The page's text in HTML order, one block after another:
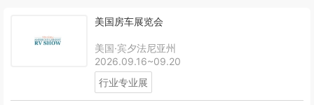
美国房车展览会
美国·宾夕法尼亚州
2026.09.16~09.20
行业专业展